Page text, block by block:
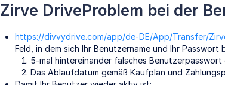
Zirve DriveProblem bei der
https://divvydrive.com/app/de-DE/App/Transfer/
Feld, in dem sich Ihr Benutzername und Ihr Passwort
5-mal hintereinander falsches Benutzerpasswort
Das Ablaufdatum gemäß Kaufplan und